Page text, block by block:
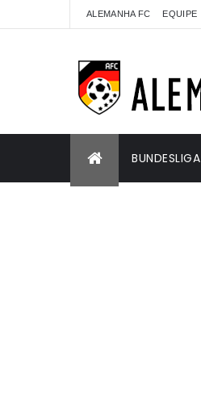
ALEMANHA FC EQUIPE
BUNDESLIGA